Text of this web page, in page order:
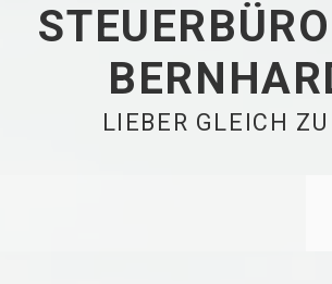
LIEBER GLEICH ZU